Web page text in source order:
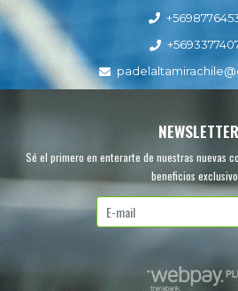
NEWSLETTER
Sé el primero en enterarte de nuestras nuevas
beneficios